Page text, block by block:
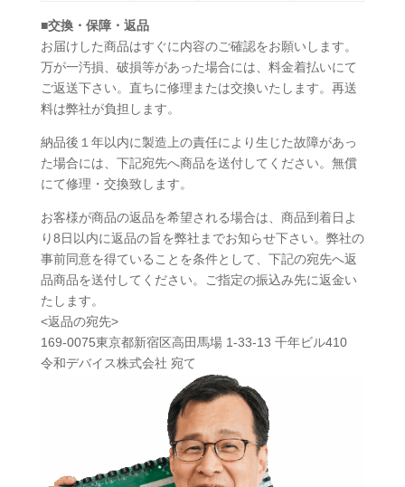
■交換・保障・返品
お届けした商品はすぐに内容のご確認をお願いします。
万が一汚損、破損等があった場合には、料金着払いにて
ご返送下さい。直ちに修理または交換いたします。再送
料は弊社が負担します。
納品後１年以内に製造上の責任により生じた故障があっ
た場合には、下記宛先へ商品を送付してください。無償
にて修理・交換致します。
お客様が商品の返品を希望される場合は、商品到着日よ
り8日以内に返品の旨を弊社までお知らせ下さい。弊社の
事前同意を得ていることを条件として、下記の宛先へ返
品商品を送付してください。ご指定の振込み先に返金い
たします。
<返品の宛先>
169-0075東京都新宿区高田馬場 1-33-13 千年ビル410
令和デバイス株式会社 宛て